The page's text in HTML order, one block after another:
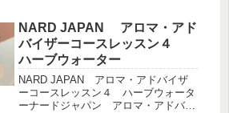
その常識が180度変わるかもしれませ
ん。数あるアロマ団体の中でも、そ
の...
NARD JAPAN アロマ・アド
バイザーコースレッスン４
ハーブウォーター
NARD JAPAN アロマ・アドバイザ
ーコースレッスン４ ハーブウォータ
ーナードジャパン アロマ・アドバイ